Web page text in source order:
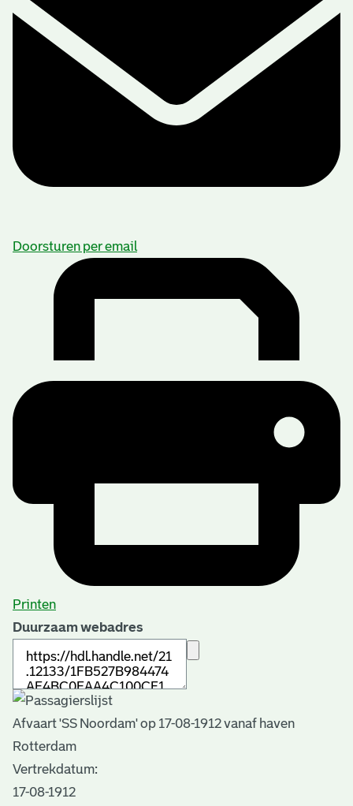
Doorsturen per email
Printen
Duurzaam webadres
Afvaart 'SS Noordam' op 17-08-1912 vanaf haven
Rotterdam
Vertrekdatum:
17-08-1912